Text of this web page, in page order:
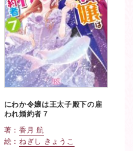
にわか令嬢は王太子殿下の雇
われ婚約者７
著： 香月 航
絵： ねぎし きょうこ